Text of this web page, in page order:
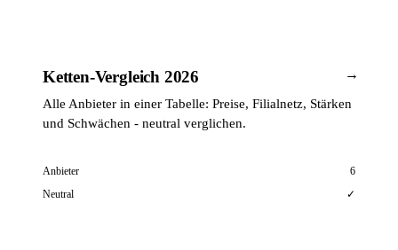
→
Ketten-Vergleich 2026
Alle Anbieter in einer Tabelle: Preise, Filialnetz, Stärken
und Schwächen - neutral verglichen.
Anbieter
6
Neutral
✓